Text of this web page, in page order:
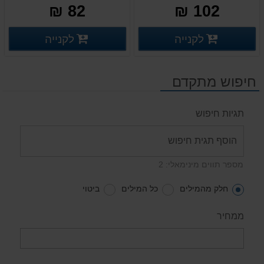
102 ₪
פרטים נוספים פרטים נוספים לקנייה
שחור
82 ₪
פרטים נוספים
לקנייה
חיפוש מתקדם
תגיות חיפוש
מספר תווים מינימאלי: 2
חלק מהמילים כל המילים ביטוי
ממחיר